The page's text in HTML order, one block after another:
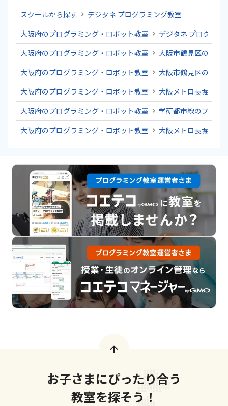
スクールから探す
デジタネ プログラミング教室
大阪府のプログラミング・ロボット教室
デジタネ プログラミ
大阪府のプログラミング・ロボット教室
大阪市鶴見区のプロ
大阪府のプログラミング・ロボット教室
大阪市鶴見区のプロ
大阪府のプログラミング・ロボット教室
大阪メトロ長堀鶴見
大阪府のプログラミング・ロボット教室
学研都市線のプログ
大阪府のプログラミング・ロボット教室
大阪メトロ長堀鶴見
お子さまにぴったり合う
教室を探そう！